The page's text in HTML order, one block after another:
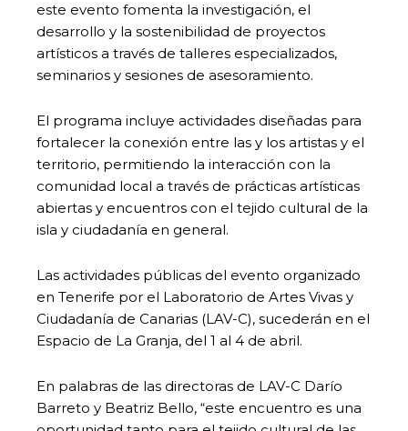
este evento fomenta la investigación, el
desarrollo y la sostenibilidad de proyectos
artísticos a través de talleres especializados,
seminarios y sesiones de asesoramiento.
El programa incluye actividades diseñadas para
fortalecer la conexión entre las y los artistas y el
territorio, permitiendo la interacción con la
comunidad local a través de prácticas artísticas
abiertas y encuentros con el tejido cultural de la
isla y ciudadanía en general.
Las actividades públicas del evento organizado
en Tenerife por el Laboratorio de Artes Vivas y
Ciudadanía de Canarias (LAV-C), sucederán en el
Espacio de La Granja, del 1 al 4 de abril.
En palabras de las directoras de LAV-C Darío
Barreto y Beatriz Bello, “este encuentro es una